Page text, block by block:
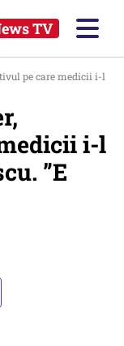
TV
pe care medicii i-l
i-l
”E